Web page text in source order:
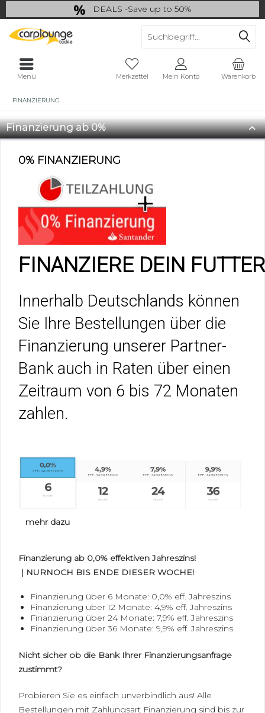
DEALS -Save up to 50%
last Chance: ... if gone then gone
Warenkorb
Merkzettel Mein Konto
Menü
FINANZIERUNG
Finanzierung ab 0%
0% FINANZIERUNG
FINANZIERE DEIN
Innerhalb Deutschlands können
Sie Ihre Bestellungen über die
Finanzierung unserer Partner-
Bank auch in Raten über einen
Zeitraum von 6 bis 72 Monaten
zahlen.
mehr dazu
Finanzierung ab 0,0% effektiven Jahreszins!
| NURNOCH BIS ENDE DIESER WOCHE!
Finanzierung über 6 Monate: 0,0% eff. Jahreszins
Finanzierung über 12 Monate: 4,9% eff. Jahreszins
Finanzierung über 24 Monate: 7,9% eff. Jahreszins
Finanzierung über 36 Monate: 9,9% eff. Jahreszins
Nicht sicher ob die Bank Ihrer Finanzierungsanfrage
zustimmt?
Probieren Sie es einfach unverbindlich aus! Alle
Bestellungen mit Zahlungsart Finanzierung sind bis zur